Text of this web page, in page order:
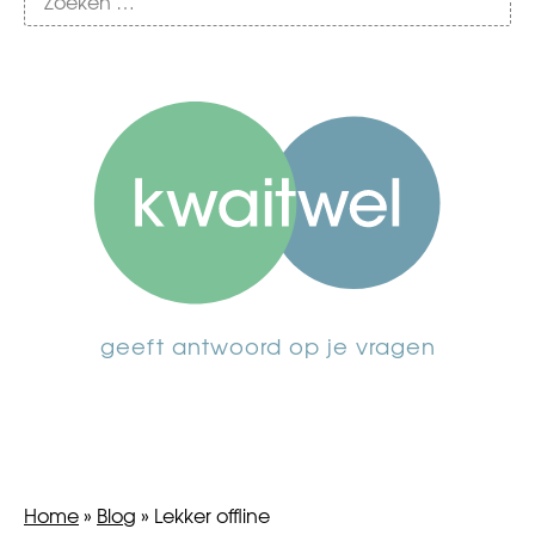
geeft antwoord op je vragen
Home» Blog » Lekker offline